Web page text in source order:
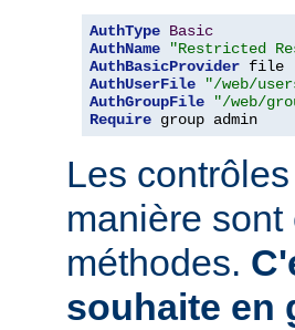
AuthType Basic
AuthName
"Restricted
AuthBasicProvider
AuthUserFile
"/web/
AuthGroupFile
"/web/
Require group admin
Les
manière
méthodes.
souhaite en